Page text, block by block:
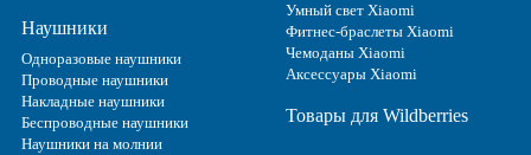
Наушники
Одноразовые наушники
Проводные наушники
Накладные наушники
Беспроводные наушники
Наушники на молнии
Умный свет Xiaomi
Фитнес-браслеты Xiaomi
Чемоданы Xiaomi
Аксессуары Xiaomi
Товары для Wildberries